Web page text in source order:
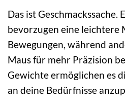
Das ist Geschmackssache.
bevorzugen eine leichtere
Bewegungen, während
Maus für mehr Präzision
Gewichte ermöglichen es
an deine Bedürfnisse